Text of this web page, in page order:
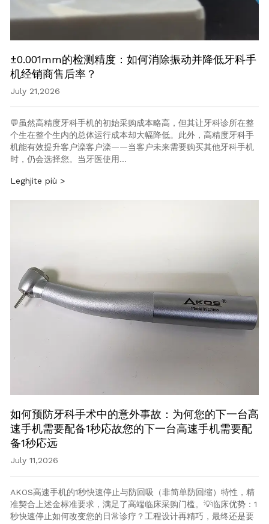
±0.001mm的检测精度：如何消除振动并降低牙科手
机经销商售后率？
July 21,2026
💬虽然高精度牙科手机的初始采购成本略高，但其让牙科诊所在整
个生在整个生内的总体运行成本却大幅降低。此外，高精度牙科手
机能有效提升客户滦客户滦——当客户未来需要购买其他牙科手机
时，仍会选择您。当牙医使用…
Leghjite più >
如何预防牙科手术中的意外事故：为何您的下一台高
速手机需要配备1秒応故您的下一台高速手机需要配
备1秒応远
July 11,2026
AKOS高速手机的1秒快速停止与防回吸（非简单防回缩）特性，精
准契合上述金标准要求，满足了高端临床采购门槛。💡临床优势：1
秒快速停止如何改变您的日常诊疗？工程设计再精巧，最终还是要